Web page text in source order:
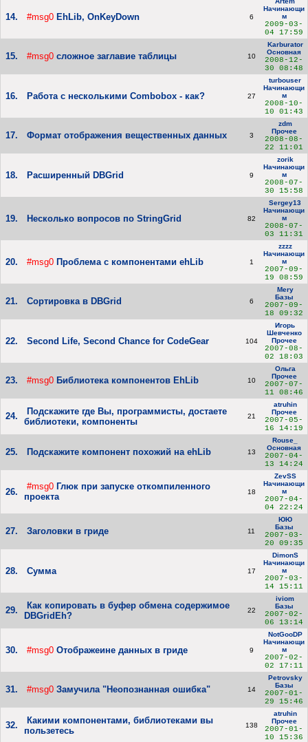
14. #msg0 EhLib, OnKeyDown 6
Начинающи
м
2009-03-
04 17:59
15. #msg0 сложное заглавие таблицы 10
Karburator
Основная
2008-12-
30 08:48
16. Работа с несколькими Combobox - как? 27
turbouser
Начинающи
м
2008-10-
10 01:43
17. Формат отображения вещественных данных 3
zdm
Прочее
2008-08-
22 11:01
18. Расширенный DBGrid 9
zorik
Начинающи
м
2008-07-
30 15:58
19. Несколько вопросов по StringGrid 82
Sergey13
Начинающи
м
2008-07-
03 11:31
20. #msg0 Проблема с компонентами ehLib 1
zzzz
Начинающи
м
2007-09-
19 08:59
21. Сортировка в DBGrid 6
Mery
Базы
2007-09-
18 09:32
22. Second Life, Second Chance for CodeGear 104
Игорь
Шевченко
Прочее
2007-08-
02 18:03
23. #msg0 Библиотека компонентов EhLib 10
Ольга
Прочее
2007-07-
11 08:46
24.
Подскажите где Вы, программисты, достаете
библиотеки, компоненты
21
atruhin
Прочее
2007-05-
16 14:19
25. Подскажите компонент похожий на ehLib 13
Rouse_
Основная
2007-04-
13 14:24
26.
#msg0 Глюк при запуске откомпиленного
проекта
18
ZevSS
Начинающи
м
2007-04-
04 22:24
27. Заголовки в гриде 11
ЮЮ
Базы
2007-03-
20 09:35
28. Сумма 17
DimonS
Начинающи
м
2007-03-
14 15:11
29.
Как копировать в буфер обмена содержимое
DBGridEh?
22
iviom
Базы
2007-02-
06 13:14
30. #msg0 Отображеине данных в гриде 9
NotGooDP
Начинающи
м
2007-02-
02 17:11
31. #msg0 Замучила "Неопознанная ошибка" 14
Petrovsky
Базы
2007-01-
29 15:46
32.
Какими компонентами, библиотеками вы
пользетесь
138
atruhin
Прочее
2007-01-
10 15:36